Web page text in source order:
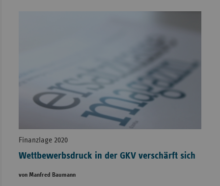
Finanzlage 2020
Wettbewerbsdruck in der GKV verschärft sich
von Manfred Baumann